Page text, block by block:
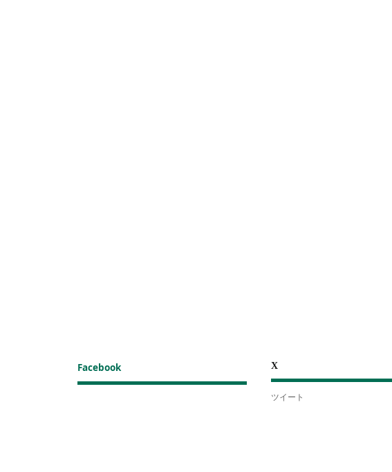
Facebook X
ツイート